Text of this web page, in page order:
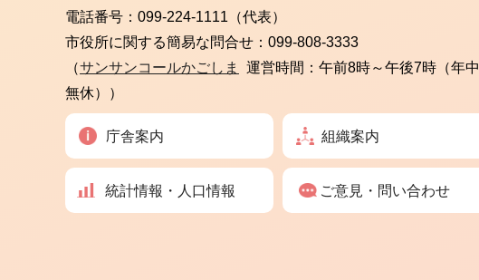
電話番号： 099-224-1111（代表）
市役所に関する簡易な問合せ： 099-808-3333
（サンサンコールかごしま
運営時間：午前8時～午後7時（年中
無休））
庁舎案内 組織案内
統計情報・人口情報 ご意見・問い合わせ